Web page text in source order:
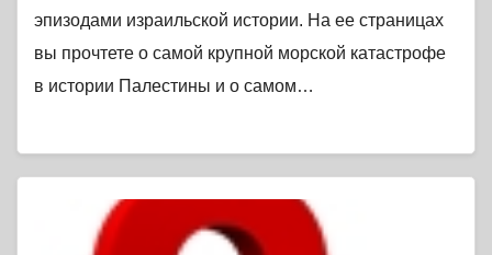
эпизодами израильской истории. На ее страницах
вы прочтете о самой крупной морской катастрофе
в истории Палестины и о самом…